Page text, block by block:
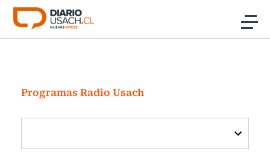
Click acá para ir directamente al contenido
Investigación
Cultura
Programas Radio y TV Usach
Programas Radio Usach